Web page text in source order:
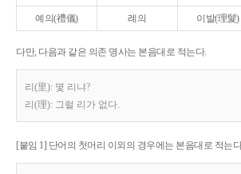
예의(禮儀) 례의 이발(理髮)
다만, 다음과 같은 의존 명사는 본음대로 적는다.
리(里): 몇 리냐?
리(理): 그럴 리가 없다.
[붙임 1] 단어의 첫머리 이외의 경우에는 본음대로 적는